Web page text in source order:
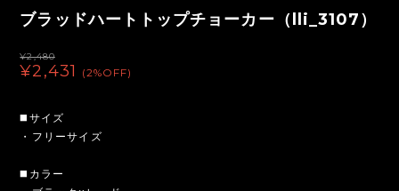
ブラッドハートトップチョーカー（lli_3107）
¥2,480
¥2,431 (2%OFF)
◼️サイズ
・フリーサイズ
◼️カラー